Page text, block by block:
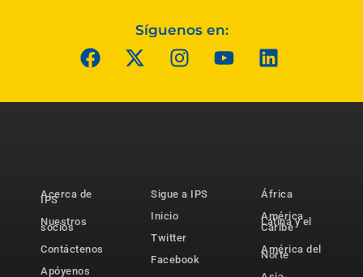
Síguenos en:
Acerca de
IPS
Nuestros
socios
Contáctenos
Apóyenos
Sigue a IPS
Inicio
Twitter
Facebook
África
América
Latina y el
Caribe
América del
Norte